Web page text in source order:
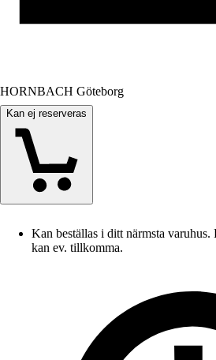
HORNBACH Göteborg
Kan ej reserveras
Kan beställas i ditt närmsta
kan ev. tillkomma.